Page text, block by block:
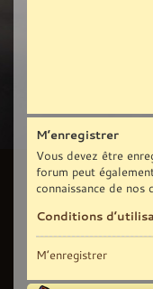
M’enregistrer
Vous devez être
forum peut
connaissance de
Conditions
M’enregistrer